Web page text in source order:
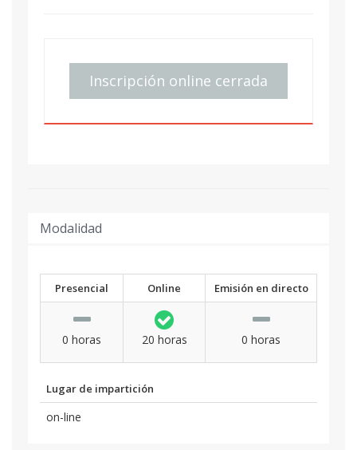
Inscripción online cerrada
Modalidad
Presencial Online Emisión en directo
0 horas 20 horas 0 horas
Lugar de impartición
on-line